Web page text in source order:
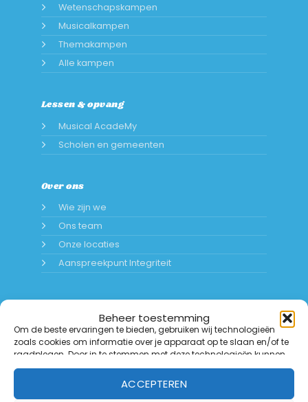
Beheer toestemming
Om de beste ervaringen te bieden, gebruiken wij technologieën
zoals cookies om informatie over je apparaat op te slaan en/of te
raadplegen. Door in te stemmen met deze technologieën kunnen
wij gegevens zoals surfgedrag of unieke ID's op deze website
verwerken. Als je geen toestemming geeft of uw toestemming
intrekt, kan dit een nadelige invloed hebben op bepaalde functies
ACCEPTEREN
Wetenschapskampen
Musicalkampen
Themakampen
Alle kampen
Lessen & opvang
Musical AcadeMy
Scholen en gemeenten
Over ons
Wie zijn we
Ons team
Onze locaties
Aanspreekpunt Integriteit